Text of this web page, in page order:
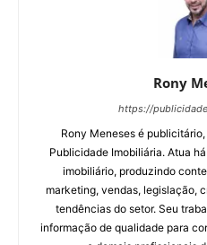
Rony
https://
Rony Meneses é
Publicidade Imobiliária. Atua
imobiliário, produzindo
marketing, vendas, legislação,
tendências do setor. Seu
informação de qualidade para